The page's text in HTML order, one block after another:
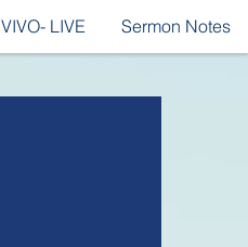
LIVE Sermon Notes